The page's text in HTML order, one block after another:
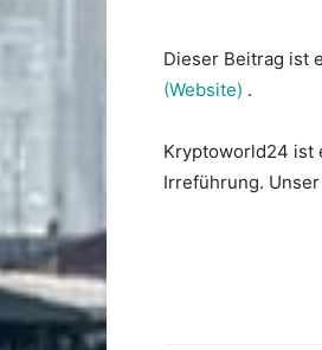
Dieser Beitrag ist
(Website) .
Kryptoworld24 ist
Irreführung.